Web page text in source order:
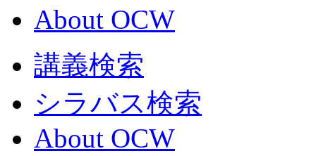
About OCW
講義検索
シラバス検索
About OCW